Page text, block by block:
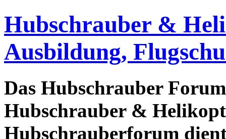
Hubschrauber &
Ausbildung,
Das Hubschrauber
Hubschrauber &
Hubschrauberforum